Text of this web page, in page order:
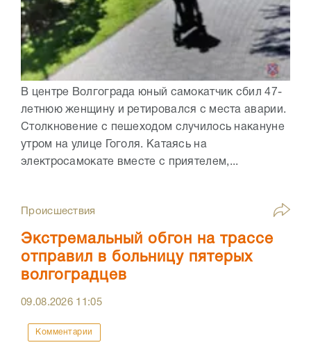
В центре Волгограда юный самокатчик сбил 47-
летнюю женщину и ретировался с места аварии.
Столкновение с пешеходом случилось накануне
утром на улице Гоголя. Катаясь на
электросамокате вместе с приятелем,...
Происшествия
Экстремальный обгон на трассе
отправил в больницу пятерых
волгоградцев
09.08.2026 11:05
Комментарии